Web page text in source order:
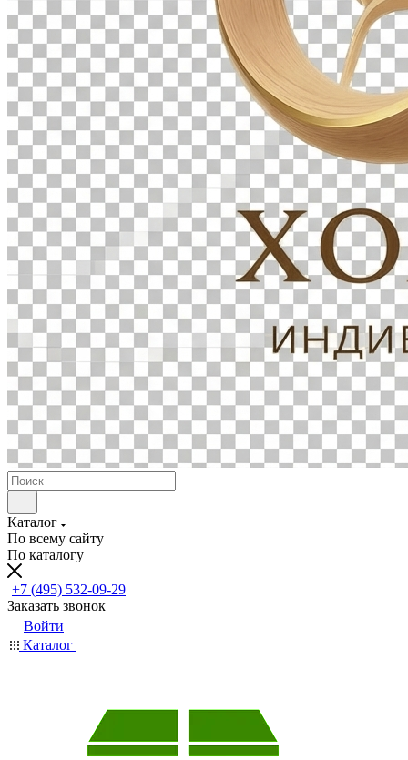
Каталог
По всему сайту
По каталогу
+7 (495) 532-09-29
Заказать звонок
Войти
Каталог